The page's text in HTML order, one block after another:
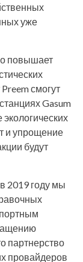
уже
повышает
смогут
Gasum
и упрощение
будут
2019 году мы
партнерство
провайдеров